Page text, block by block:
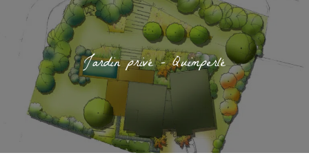
Jardin privé – Quimperlé